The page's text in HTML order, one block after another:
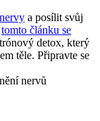
a posílit svůj
tomto článku se
detox, který
těle. Připravte se